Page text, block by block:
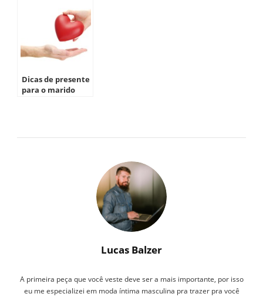
Dicas de presente
para o marido
Lucas Balzer
A primeira peça que você veste deve ser a mais importante, por isso
eu me especializei em moda íntima masculina pra trazer pra você